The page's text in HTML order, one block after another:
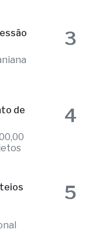
3
de
4
5